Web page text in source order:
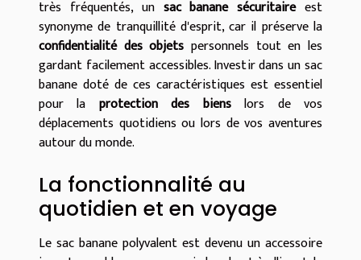
très fréquentés, un sac banane sécuritaireest
synonyme de tranquillité d'esprit, car il préserve la
confidentialité des objets personnels tout en les
gardant facilement accessibles. Investir dans un sac
banane doté de ces caractéristiques est essentiel
pour la protection des bienslors de vos
déplacements quotidiens ou lors de vos aventures
autour du monde.
La fonctionnalité au
quotidien et en voyage
Le sac banane polyvalent est devenu un accessoire